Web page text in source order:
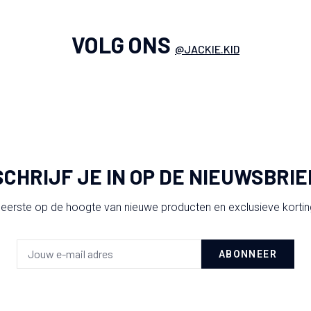
VOLG ONS @JACKIE.KID
JE IN OP DE
op de hoogte van nieuwe producten en exclusieve
ABONNEER